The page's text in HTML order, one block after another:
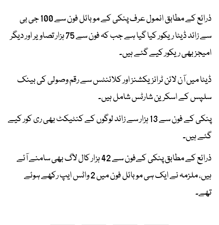
ذرائع کے مطابق انمول عرف پنکی کے موبائل فون سے 100 جی بی
سے زائد ڈیٹا ریکور کیا گیا ہے جب کہ فون سے 75 ہزار تصاویر اور دیگر
امیجز بھی ریکور کیے گئے ہیں۔
ڈیٹا میں آن لائن ٹرانزیکشنز اور کلائنٹس سے رقم وصولی کی بینک
سلپس کے اسکرین شارٹس شامل ہیں۔
پنکی کے فون سے 13 ہزار سے زائد لوگوں کے کنٹیکٹ بھی ری کور کیے
گئے ہیں۔
ذرائع کے مطابق پنکی کےفون سے 42 ہزار کال لاگ بھی سامنے آئے
ہیں، ملزمہ نے ایک ہی موبائل فون میں 2 واٹس ایپ رکھے ہوئے
تھے۔